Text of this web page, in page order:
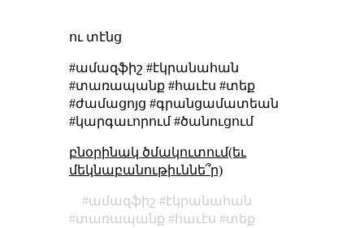
ու տէնց
#ամազֆիշ #էկրանահան
#տառապանք #հաւէս #տեք
#ժամացոյց #գրանցամատեան
#կարգաւորում #ծանուցում
բնօրինակ ծմակուտում(եւ
մեկնաբանութիւննե՞ր)
ամազֆիշ
էկրանահան
տառապանք
հաւէս
տեք